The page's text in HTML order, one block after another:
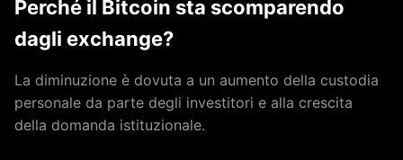
Perché il Bitcoin sta scomparendo
dagli exchange?
La diminuzione è dovuta a un aumento della custodia
personale da parte degli investitori e alla crescita
della domanda istituzionale.